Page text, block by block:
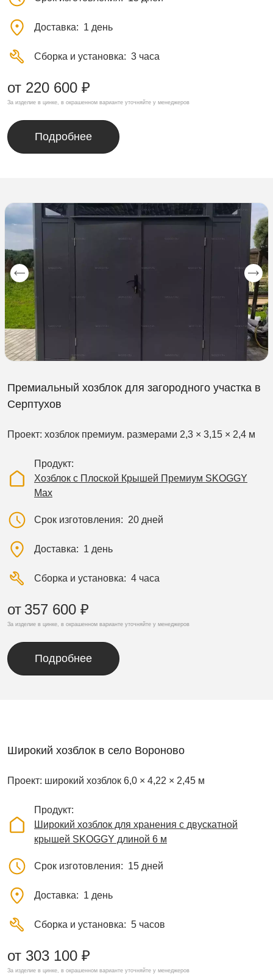
Доставка 1 день
Сборка и установка 3 часа
от 220 600 ₽
За изделие в цинке, в окрашенном варианте уточняйте у менеджеров
Подробнее
Премиальный хозблок для загородного участка в
Серптухов
Проект: хозблок премиум. размерами 2,3 × 3,15 × 2,4 м
Продукт
Хозблок с Плоской Крышей Премиум SKOGGY
Max
Срок изготовления 20 дней
Доставка 1 день
Сборка и установка 4 часа
от 357 600 ₽
За изделие в цинке, в окрашенном варианте уточняйте у менеджеров
Подробнее
Широкий хозблок в село Вороново
Проект: широкий хозблок 6,0 × 4,22 × 2,45 м
Продукт
Широкий хозблок для хранения с двускатной
крышей SKOGGY длиной 6 м
Срок изготовления 15 дней
Доставка 1 день
Сборка и установка 5 часов
от 303 100 ₽
За изделие в цинке, в окрашенном варианте уточняйте у менеджеров